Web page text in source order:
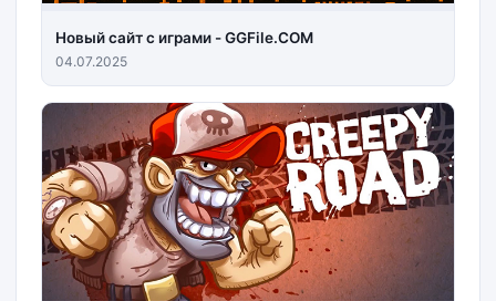
Новый сайт с играми - GGFile.COM
04.07.2025